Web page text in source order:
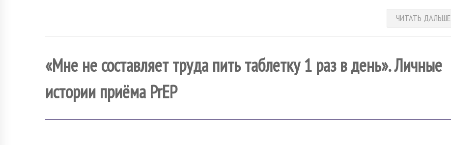
ЧИТАТЬ ДАЛЬШЕ
«Мне не составляет труда пить таблетку 1 раз в день». Личные
истории приёма PrEP